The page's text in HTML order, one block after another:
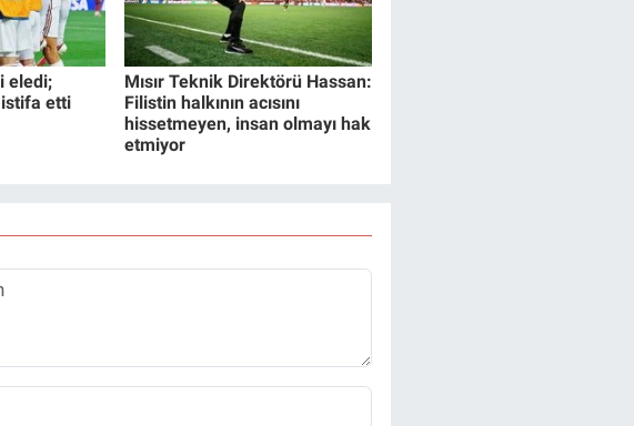
eledi;
etti
Mısır Teknik Direktörü Hassan:
Filistin halkının acısını
hissetmeyen, insan olmayı hak
etmiyor